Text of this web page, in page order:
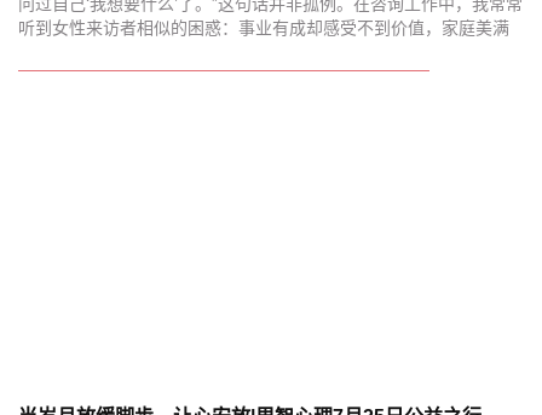
问过自己‘我想要什么’了。”这句话并非孤例。在咨询工作中，我常常
听到女性来访者相似的困惑：事业有成却感受不到价值，家庭美满